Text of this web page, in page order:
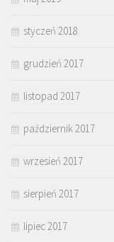
styczeń 2018
grudzień 2017
listopad 2017
październik 2017
wrzesień 2017
sierpień 2017
lipiec 2017